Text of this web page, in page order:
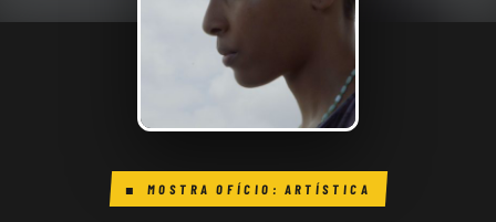
MOSTRA OFÍCIO: ARTÍSTICA